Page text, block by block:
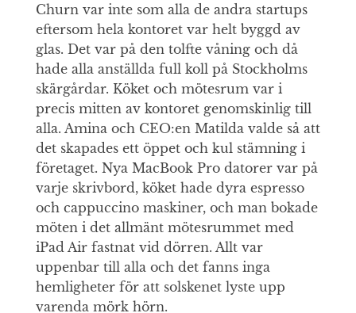
Churn var inte som alla de andra startups
eftersom hela kontoret var helt byggd av
glas. Det var på den tolfte våning och då
hade alla anställda full koll på Stockholms
skärgårdar. Köket och mötesrum var i
precis mitten av kontoret genomskinlig till
alla. Amina och CEO:en Matilda valde så att
det skapades ett öppet och kul stämning i
företaget. Nya MacBook Pro datorer var på
varje skrivbord, köket hade dyra espresso
och cappuccino maskiner, och man bokade
möten i det allmänt mötesrummet med
iPad Air fastnat vid dörren. Allt var
uppenbar till alla och det fanns inga
hemligheter för att solskenet lyste upp
varenda mörk hörn.